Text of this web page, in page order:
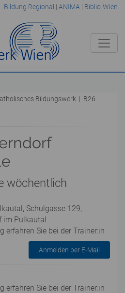
Bildung Regional | ANIMA | Biblio-Wien
Bildungswerk | B26-
wöchentlich
Schulgasse 129,
im Pulkautal
erfahren Sie bei der Trainer:in
Anmelden per E-Mail
erfahren Sie bei der Trainer:in